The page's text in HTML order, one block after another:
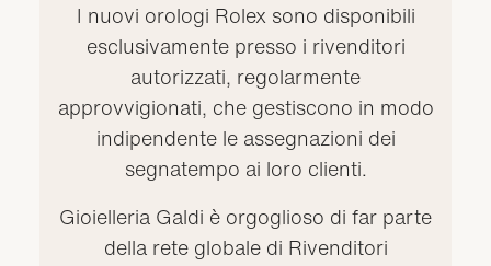
I nuovi orologi Rolex sono disponibili
esclusivamente presso i rivenditori
autorizzati, regolarmente
approvvigionati, che gestiscono in modo
indipendente le assegnazioni dei
segnatempo ai loro clienti.
Gioielleria Galdi è orgoglioso di far parte
della rete globale di Rivenditori